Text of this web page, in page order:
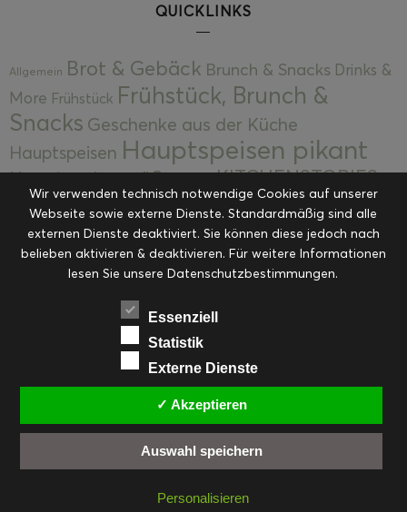
QUICKLINKS
Allgemein Brot & Gebäck Brunch & Snacks Drinks &
More Frühstück Frühstück, Brunch &
Snacks Geschenke aus der Küche
Hauptspeisen Hauptspeisen pikant
Hauptspeisen süßKekseKITCHENSTORIES
Kuchen, Torten & Desserts Kuchen und
Desserts Kulinarik Kulinarische Mitbringsel &
Eingemachtes Ohne Kategorie Ostern Resteküche
RezepteSaisonalSliderStartseite
Suppen, Salate & Vorspeisen
Vorspeisen, Salate & Suppen
Weihnachten Workshops & Events
FACEBOOK PINTEREST
EMAIL
INSTAGRAM
Wir verwenden technisch notwendige Cookies auf unserer
Webseite sowie externe Dienste. Standardmäßig sind alle
externen Dienste deaktiviert. Sie können diese jedoch nach
belieben aktivieren & deaktivieren. Für weitere Informationen
lesen Sie unsere Datenschutzbestimmungen.
Essenziell
Statistik
Externe Dienste
✓ Akzeptieren
Auswahl speichern
Personalisieren